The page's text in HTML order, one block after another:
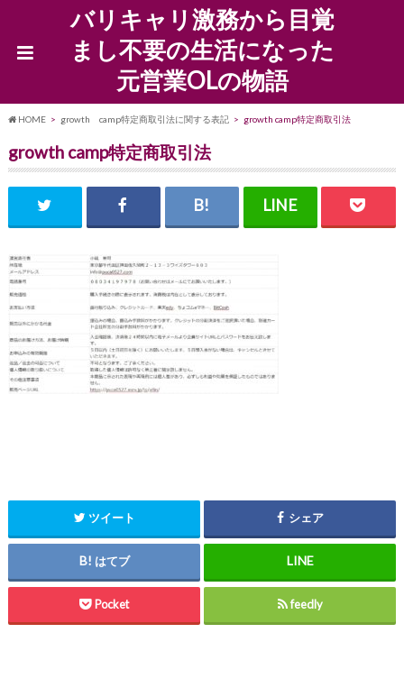
バリキャリ激務から目覚
まし不要の生活になった
元営業OLの物語
HOME growth camp特定商取引法に関する表記 growth camp特定商取引法
growth camp特定商取引法
ツイート シェア
はてブ
Pocket feedly